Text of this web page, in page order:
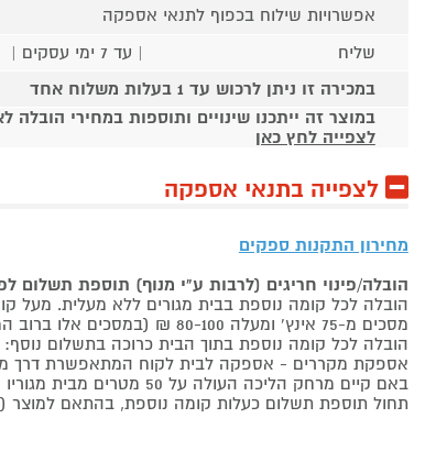
אפשרויות שילוח בכפוף לתנאי אספקה
שליח
| עד 7 ימי עסקים |
במכירה זו ניתן לרכוש עד 1 בעלות משלוח אחד
במוצר זה ייתכנו שינויים ותוספות במחירי הובלה
לצפייה לחץ כאן
לצפייה בתנאי אספקה
מחירון התקנות ספקים
הובלה/פינוי חריגים (לרבות ע"י מנוף) תוספת תשלום
הובלה לכל קומה נוספת בבית מגורים ללא מעלית. מעל קומה ב' 40-50 ₪ למוצר לבן, 60-80 ₪ למקרר/מקפיא, מסכים עד 65
מסכים מ-75 אינץ' ומעלה 80-100 ₪ (במסכים אלו ברוב המקרים יידרש מנוף ותחול הוראת הובלה חריגה שלעיל. אם לא יידרש מנוף תחול תוספת הקומות כבר מהקומה הראשונה)
הובלה לכל קומה נוספת בתוך הבית כרוכה בתשלום נוסף: 40-50 ₪ למוצר לבן, 60-80 ₪ למקרר/מקפיא, מסכים עד 65 אינץ' בין 50-80 ₪, מסכים מ-75 אינץ' ומעלה 80-100 ₪.
אספקת מקררים - אספקה לבית לקוח המתאפשרת דרך מעבר בכניסה
באם קיים מרחק הליכה העולה על 50 מטרים מבית מגוריו של הצרכן בשל חניה מרוחקת או חוסר גישה לביתו,
תחול תוספת תשלום כעלות קומה נוספת, בהתאם למוצר (כל 50 מטרים יחשבו כקומה